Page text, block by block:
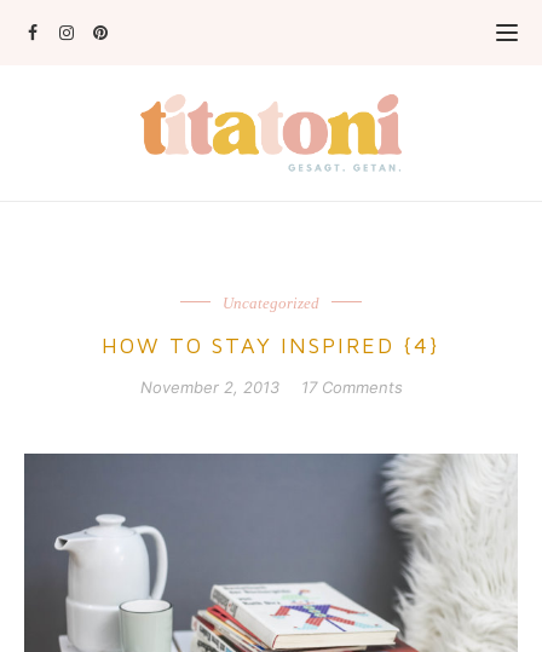
Uncategorized
HOW TO STAY INSPIRED {4}
November 2, 2013 17 Comments